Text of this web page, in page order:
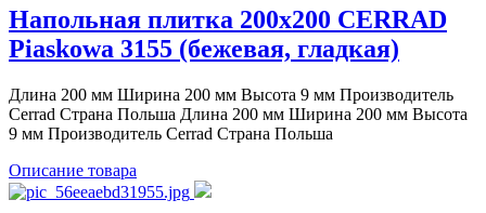
Напольная плитка 200x200 CERRAD
Piaskowa 3155 (бежевая, гладкая)
Длина 200 мм Ширина 200 мм Высота 9 мм Производитель
Cerrad Страна Польша Длина 200 мм Ширина 200 мм Высота
9 мм Производитель Cerrad Страна Польша
Описание товара